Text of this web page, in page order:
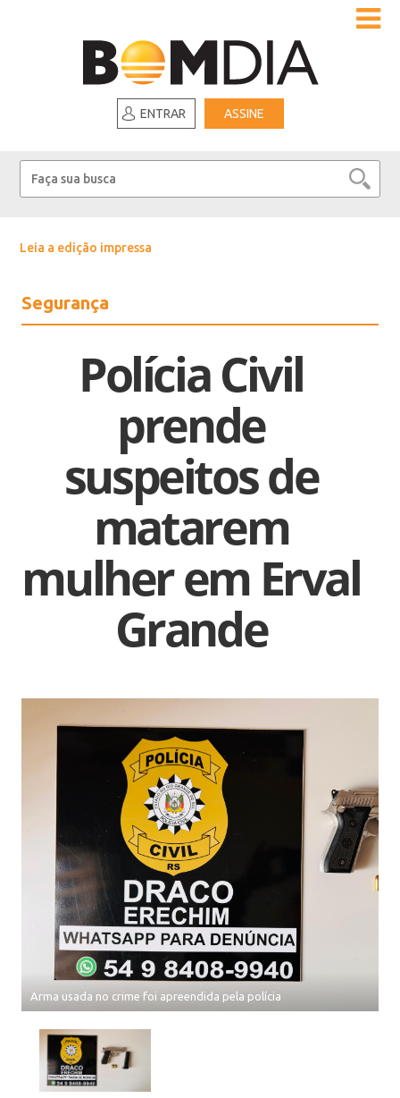
ENTRAR ASSINE
Leia a edição impressa
Segurança
Polícia Civil
prende
suspeitos de
matarem
mulher em Erval
Grande
Arma usada no crime foi apreendida pela polícia